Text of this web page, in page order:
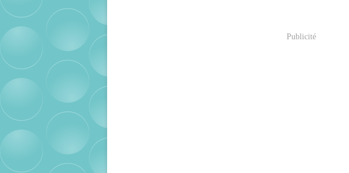
Publicité